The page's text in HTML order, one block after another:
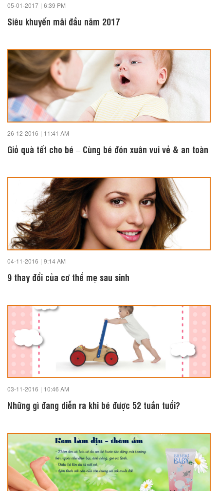
05-01-2017 | 6:39 PM
Siêu khuyến mãi đầu năm 2017
26-12-2016 | 11:41 AM
Giỏ quà tết cho bé – Cùng bé đón xuân vui vẻ & an toàn
04-11-2016 | 9:14 AM
9 thay đổi của cơ thể mẹ sau sinh
03-11-2016 | 10:46 AM
Những gì đang diễn ra khi bé được 52 tuần tuổi?